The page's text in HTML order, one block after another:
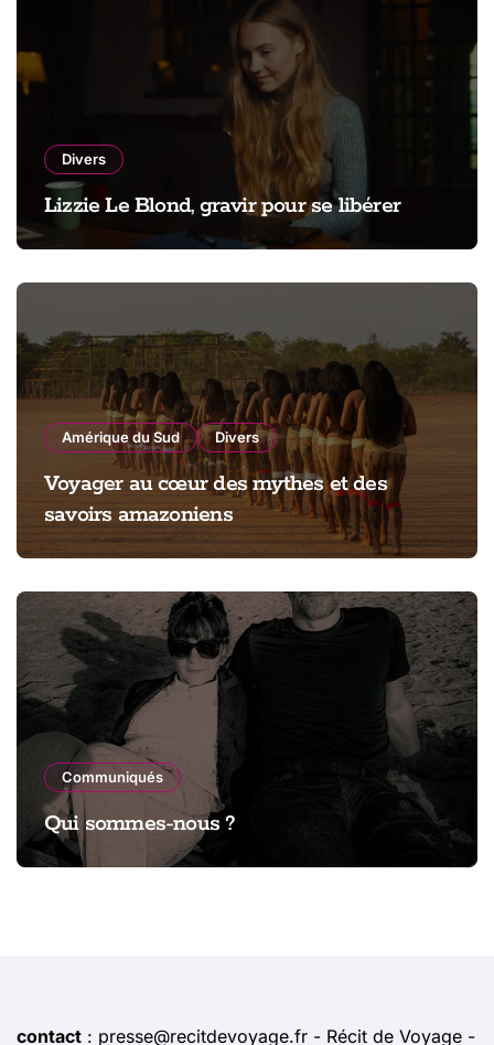
Divers
Lizzie Le Blond, gravir pour se libérer
Amérique du Sud Divers
Voyager au cœur des mythes et des
savoirs amazoniens
Communiqués
Qui sommes-nous ?
contact : presse@recitdevoyage.fr - Récit de Voyage -